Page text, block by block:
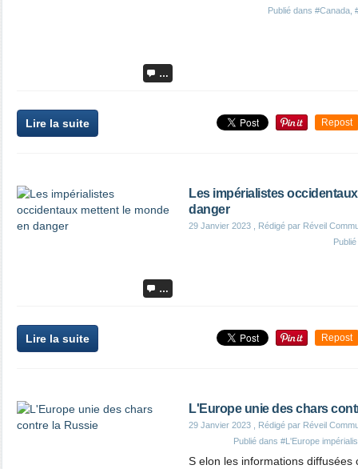
…
Publié dans #Canada
Lire la suite Repost
…
Les impérialistes
danger
29 Janvier 2023 , Rédigé par Réveil
Lire la suite Repost
L'Europe unie des chars
29 Janvier 2023 , Rédigé par Réveil
Publié dans #L'Europe
S elon les informations diffusées